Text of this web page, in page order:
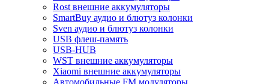
Rost внешние аккумуляторы
SmartBuy аудио и блютуз колонки
Sven аудио и блютуз колонки
USB флеш-память
USB-HUB
WST внешние аккумуляторы
Xiaomi внешние аккумуляторы
Автомобильные FM модуляторы